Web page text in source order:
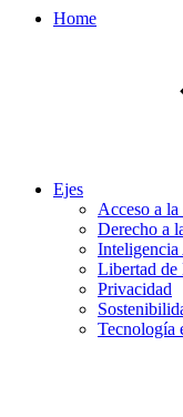
Home
Ejes
Acceso a
Derecho a
Libertad de
Privacidad
Tecnología